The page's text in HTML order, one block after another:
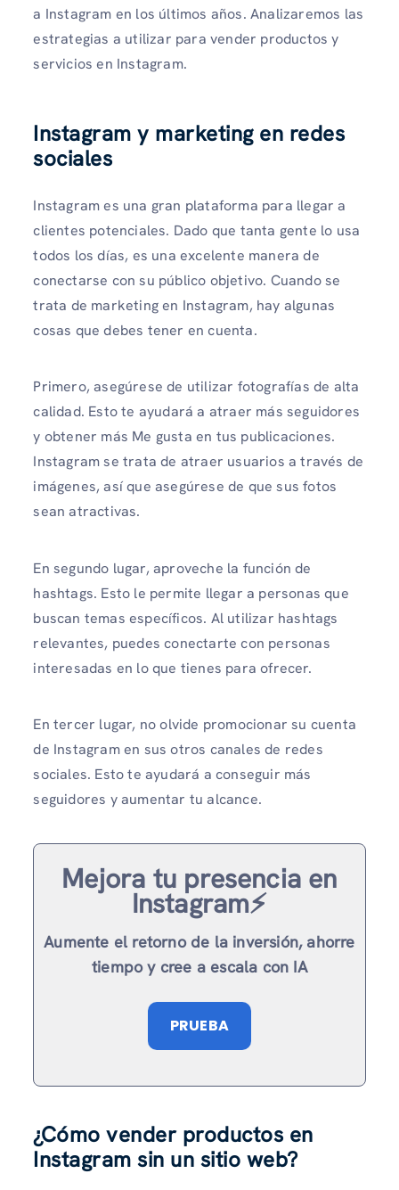
a Instagram en los últimos años. Analizaremos las
estrategias a utilizar para vender productos y
servicios en Instagram.
Instagram y marketing en redes
sociales
Instagram es una gran plataforma para llegar a
clientes potenciales. Dado que tanta gente lo usa
todos los días, es una excelente manera de
conectarse con su público objetivo. Cuando se
trata de marketing en Instagram, hay algunas
cosas que debes tener en cuenta.
Primero, asegúrese de utilizar fotografías de alta
calidad. Esto te ayudará a atraer más seguidores
y obtener más Me gusta en tus publicaciones.
Instagram se trata de atraer usuarios a través de
imágenes, así que asegúrese de que sus fotos
sean atractivas.
En segundo lugar, aproveche la función de
hashtags. Esto le permite llegar a personas que
buscan temas específicos. Al utilizar hashtags
relevantes, puedes conectarte con personas
interesadas en lo que tienes para ofrecer.
En tercer lugar, no olvide promocionar su cuenta
de Instagram en sus otros canales de redes
sociales. Esto te ayudará a conseguir más
seguidores y aumentar tu alcance.
Mejora tu presencia en
Instagram⚡️
Aumente el retorno de la inversión, ahorre
tiempo y cree a escala con IA
PRUEBA
¿Cómo vender productos en
Instagram sin un sitio web?